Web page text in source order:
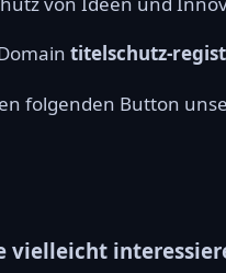
titelschutz-
folgenden Button
vielleicht